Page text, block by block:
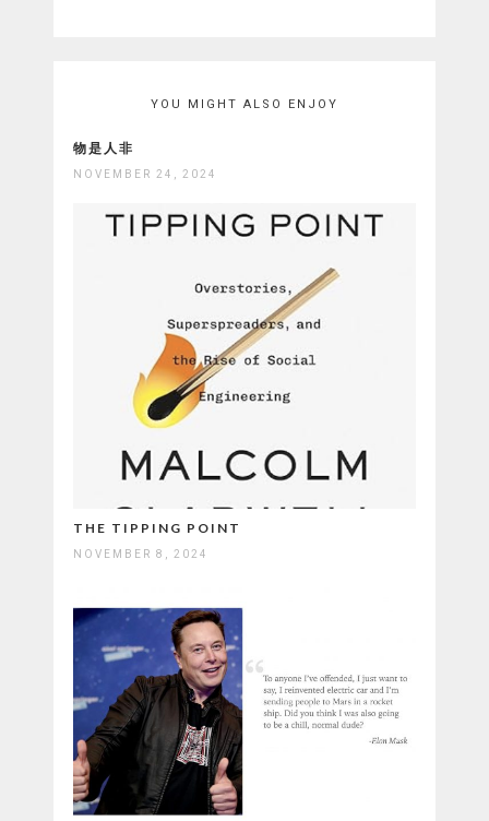
YOU MIGHT ALSO ENJOY
物是人非
NOVEMBER 24, 2024
THE TIPPING POINT
NOVEMBER 8, 2024